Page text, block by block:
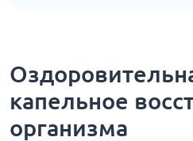
капельное
организма